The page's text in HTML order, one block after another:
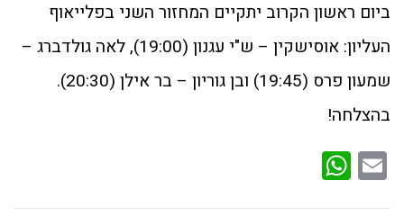
ביום ראשון הקרוב יתקיים המחזור השני בפלייאוף
העליון: אוסישקין – ש"י עגנון (19:00), לאה גולדברג –
שמעון פרס (19:45) ובן גוריון – בר אילן (20:30).
בהצלחה!
Email